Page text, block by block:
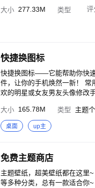
桌面宠物，在手机上即可享受
高清的头像资源库，定制专属
息，辅之以灵动动画，使其看
能。 【聊天皮肤，动态透明】
定义本地照片设为透明主题，
背景图，微信头像背景图，简
足你。 【心情图片，个性诠释
自然，建筑，萌宠超多种分类
便快捷的体验。 【联系邮箱】
传，如果您是某项作品的权利
大小 277.33M 类型 评
快捷换图标
快捷换图标——它能帮助你快
件，让你的手机焕然一新！ 常用的App图标太丑不喜欢怎么办？ 屏幕桌面不够个性不够炫酷怎么办？ 如何使用自己喜
欢的明星或女友男友头像修改手机桌面图标？ 快
漫、游戏等各种风格的图标，
性化桌面。 【自定义制作】 通过应用内的编辑工具，选择自己喜欢的图片，调整大小、位置和颜色，设计出属于自己
的专属图标。无论是你心目中的可
你可以根据自己的喜好选择合适的壁
日历、时钟等。这些小组件不
捷。 打造个性化桌面，一
大小 165.78M 类型 主题
桌面 up主
免费主题商店
主题壁纸，超美壁纸都在这里~ -完美像素的高清壁纸，达到Retina视网膜屏的分辨率~ -星座、美食、动漫、情侣壁纸
等多种分类，总有一款适合你~ -强悍的预览功能！锁屏壁纸和主屏壁纸皆可预览! -提供壁纸制作功能，有修饰、涂鸦